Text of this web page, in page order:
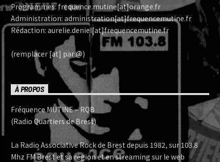
Programmes: frequence.mutine[at]orange.fr
Administration: administration[at]frequencemutine.fr
Rédaction: aurelie.deniel[at]frequencemutine.fr
(remplacer [at] par @)
À PROPOS
Fréquence MUTINE – RQB
(Radio Quartiers de Brest)
La Radio Associative Rock de Brest depuis 1982, sur 103.8
Mhz FM Brest et sa région et en streaming sur le web